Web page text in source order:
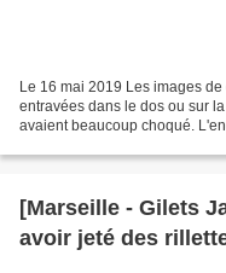
Le 16 mai 2019 Les images
entravées dans le dos ou sur
avaient beaucoup choqué.
[Marseille - Gilets
avoir jeté des